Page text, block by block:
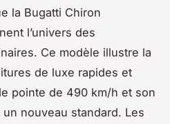
la Bugatti Chiron
l’univers des
Ce modèle illustre la
de luxe rapides et
pointe de 490 km/h et son
nouveau standard. Les